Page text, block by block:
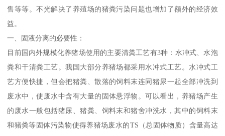
售等等。不光解决了养殖场的猪粪污染问题也增加了额外的经济效
益。
一、固液分离的必要性：
目前国内外规模化养猪场使用的主要清粪工艺有3种：水冲式、水泡
粪和干清粪工艺。我国大部分养猪场都采用水冲式工艺。水冲式工
艺方便快捷，但会把猪粪、散落的饲料末连同猪尿一起全部冲洗到
废水中，使废水中含有大量的固体悬浮物。可以看出，养猪场产生
的废水一般包括猪尿、猪粪、饲料末和猪舍冲洗水，其中的饲料末
和猪粪等固体污染物使得养猪场废水的TS（总固体物质）含量高达